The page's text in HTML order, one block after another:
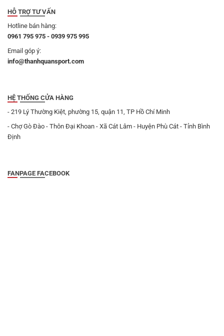
HỖ TRỢ TƯ VẤN
Hotline bán hàng:
0961 795 975 - 0939 975 995
Email góp ý:
info@thanhquansport.com
HỆ THỐNG CỬA HÀNG
- 219 Lý Thường Kiệt, phường 15, quận 11, TP Hồ Chí Minh
- Chợ Gò Đào - Thôn Đại Khoan - Xã Cát Lâm - Huyện Phù Cát - Tỉnh Bình
Định
FANPAGE FACEBOOK